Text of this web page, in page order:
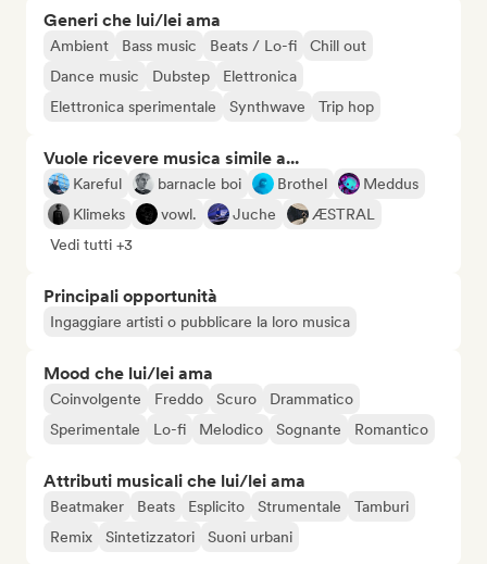
Generi che lui/lei ama
Ambient Bass music Beats / Lo-fi
Chill out
Dance music
Dubstep
Elettronica
Elettronica sperimentale
Synthwave Trip hop
Vuole ricevere musica simile a...
Kareful barnacle boi Brothel
Meddus
Klimeks
vowl. Juche
ÆSTRAL
Vedi tutti +3
Principali opportunità
Ingaggiare artisti o pubblicare la loro musica
Mood che lui/lei ama
Coinvolgente Freddo Scuro
Drammatico
Sperimentale
Lo-fi Melodico Sognante Romantico
Attributi musicali che lui/lei ama
Beatmaker Beats Esplicito Strumentale
Tamburi
Remix
Sintetizzatori Suoni urbani